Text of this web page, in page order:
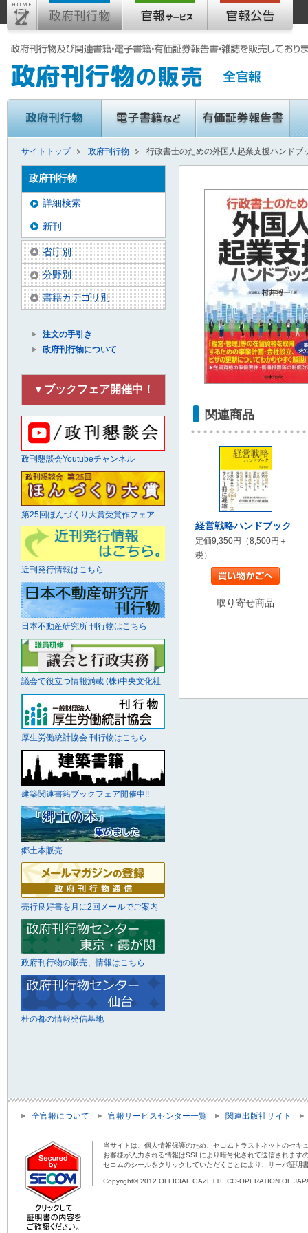
サイトトップ 政府刊行物 行政書士のための外国人起業支援ハンドブ
関連商品
経営戦略ハンドブック
定価9,350円（8,500円＋
税）
取り寄せ商品
政府刊行物
詳細検索
新刊
省庁別
分野別
書籍カテゴリ別
注文の手引き
政府刊行物について
▼ブックフェア開催中！
政刊懇談会Youtubeチャンネル
第25回ほんづくり大賞受賞作フェア
近刊発行情報はこちら
日本不動産研究所 刊行物はこちら
議会で役立つ情報満載 (株)中央文化社
厚生労働統計協会 刊行物はこちら
建築関連書籍ブックフェア開催中!!
郷土本販売
売行良好書を月に2回メールでご案内
政府刊行物の販売、情報はこちら
杜の都の情報発信基地
全官報について 官報サービスセンター一覧 関連出版社サイト
当サイトは、個人情報保護のため、セコムトラストネットのセキ
お客様が入力される情報はSSLにより暗号化されて送信されま
セコムのシールをクリックしていただくことにより、サーバ証明
Copyright© 2012 OFFICIAL GAZETTE CO-OPERATION OF